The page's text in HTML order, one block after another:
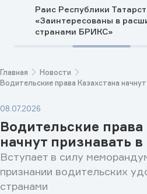
Раис Республики
«Заинтересованы в
странами БРИКС»
Главная
Новости
Водительские права Казахстана
08.07.2026
Водительские права
начнут признавать
Вступает в силу
признании водительских
странами